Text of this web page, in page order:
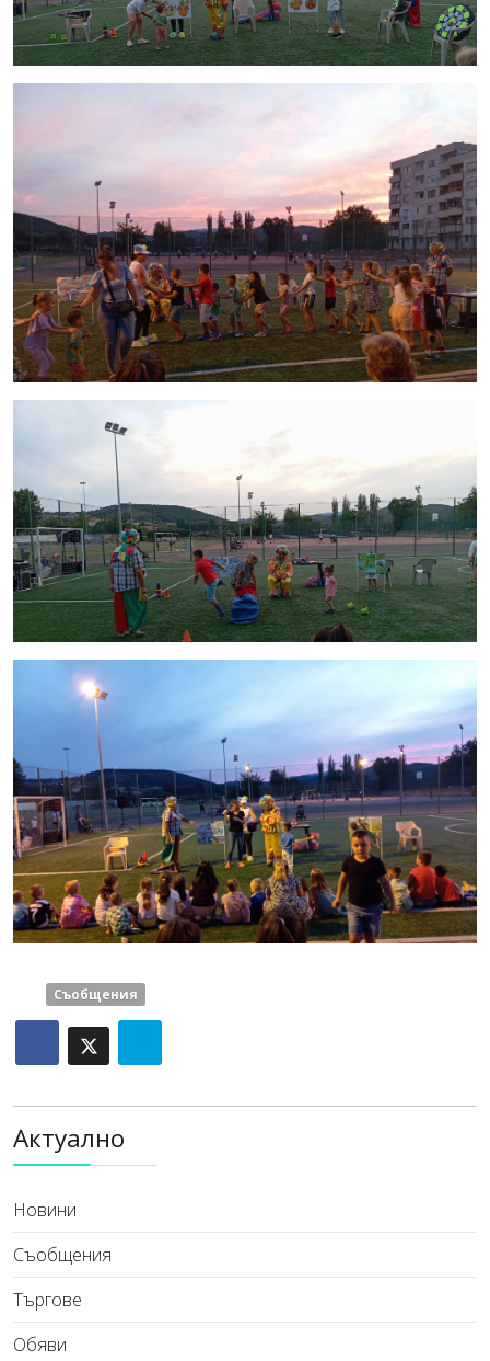
Съобщения
Актуално
Новини
Съобщения
Търгове
Обяви